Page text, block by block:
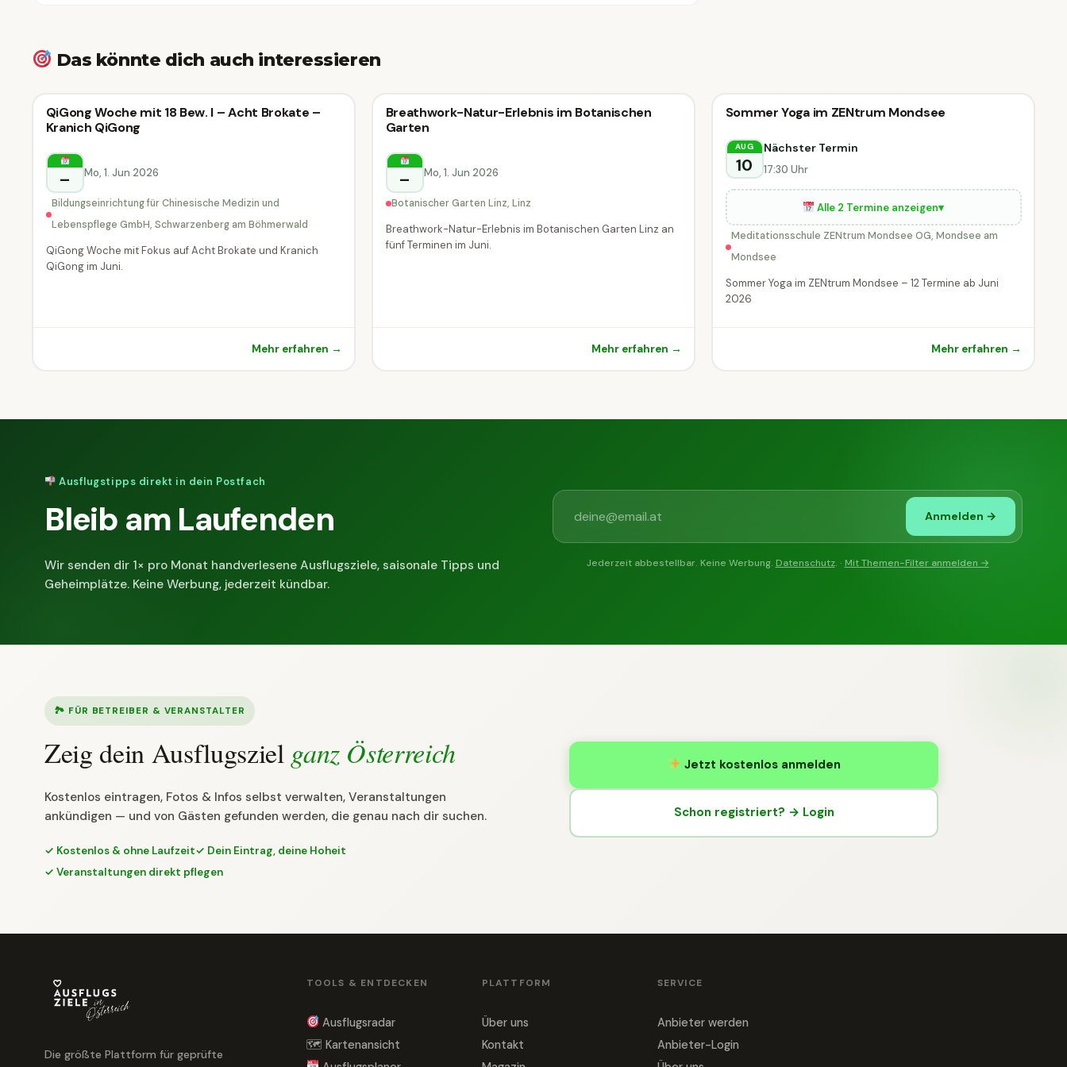
Das könnte dich auch interessieren
Vortrag &
Seminar
Schwarzenberg
am
Böhmerwald
Vortrag & Seminar
QiGong Woche mit 18 Bew. I – Acht Brokate –
Kranich QiGong
– Mo, 1. Jun 2026
Bildungseinrichtung für Chinesische Medizin und
Lebenspflege GmbH, Schwarzenberg am Böhmerwald
QiGong Woche mit Fokus auf Acht Brokate und Kranich
QiGong im Juni.
Mehr erfahren →
Vortrag
&
Seminar
Linz
Vortrag & Seminar
Breathwork-Natur-Erlebnis im Botanischen
Garten
– Mo, 1. Jun 2026
Botanischer Garten Linz, Linz
Breathwork-Natur-Erlebnis im Botanischen Garten Linz an
fünf Terminen im Juni.
Mehr erfahren →
Vortrag
&
Seminar
Mondsee
am Mondsee
Vortrag & Seminar
Sommer Yoga im ZENtrum Mondsee
AUG
10
Nächster Termin
17:30 Uhr
Alle 2 Termine anzeigen▾
Meditationsschule ZENtrum Mondsee OG, Mondsee am
Mondsee
Sommer Yoga im ZENtrum Mondsee – 12 Termine ab Juni
2026
Mehr erfahren →
Ausflugstipps direkt in dein Postfach
Bleib am Laufenden
Wir senden dir 1× pro Monat handverlesene Ausflugsziele, saisonale Tipps und
Geheimplätze. Keine Werbung, jederzeit kündbar.
Anmelden →
Jederzeit abbestellbar. Keine Werbung. Datenschutz. · Mit Themen-Filter anmelden →
🏞 FÜR BETREIBER & VERANSTALTER
Zeig dein Ausflugsziel ganz Österreich
Kostenlos eintragen, Fotos & Infos selbst verwalten, Veranstaltungen
ankündigen — und von Gästen gefunden werden, die genau nach dir suchen.
✓ Kostenlos & ohne Laufzeit✓ Dein Eintrag, deine Hoheit
✓ Veranstaltungen direkt pflegen
Jetzt kostenlos anmelden
Schon registriert? → Login
Die größte Plattform für geprüfte
TOOLS & ENTDECKEN
Ausflugsradar
🗺 Kartenansicht
PLATTFORM
Über uns
Kontakt
SERVICE
Anbieter werden
Anbieter-Login